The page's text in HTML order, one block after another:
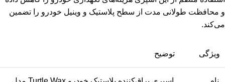
و محافظت طولانی مدت از سطح پلاستیک و وینیل خودرو را تضمین
می‌کند.
ویژگی توضیح